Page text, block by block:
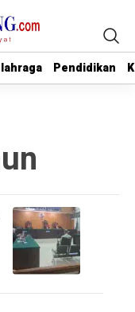
Pendidikan
Pendidikan